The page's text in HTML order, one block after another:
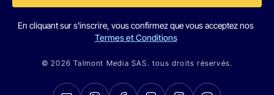
En cliquant sur s'inscrire, vous confirmez que vous acceptez nos
Termes et Conditions
© 2026 Talmont Media SAS. tous droits réservés.